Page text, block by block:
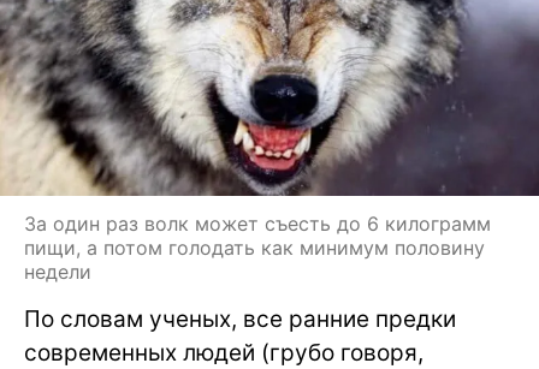
За один раз волк может съесть до 6 килограмм
пищи, а потом голодать как минимум половину
недели
По словам ученых, все ранние предки
современных людей (грубо говоря,